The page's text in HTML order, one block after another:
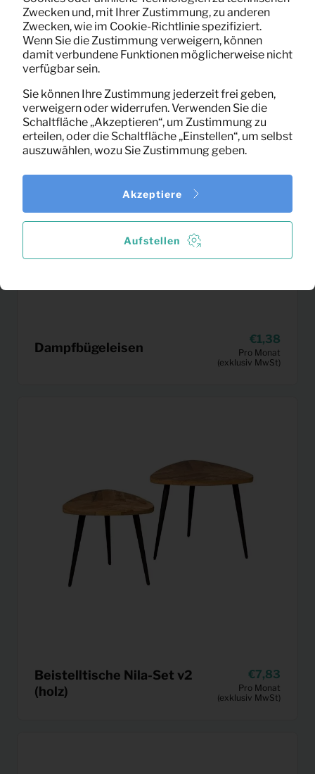
Kaffeemaschine Nespresso
Inissia (schwarz)
5,83
Pro Monat
(exklusiv MwSt)
Dampfbügeleisen
1,38
Pro Monat
(exklusiv MwSt)
Beistelltische Nila-Set v2
(holz)
7,83
Pro Monat
(exklusiv MwSt)
Zwecken und, mit Ihrer Zustimmung, zu anderen
Zwecken, wie im Cookie-Richtlinie spezifiziert.
Wenn Sie die Zustimmung verweigern, können
damit verbundene Funktionen möglicherweise nicht
verfügbar sein.
Sie können Ihre Zustimmung jederzeit frei geben,
verweigern oder widerrufen. Verwenden Sie die
Schaltfläche „Akzeptieren“, um Zustimmung zu
erteilen, oder die Schaltfläche „Einstellen“, um selbst
auszuwählen, wozu Sie Zustimmung geben.
Aufstellen
Akzeptiere